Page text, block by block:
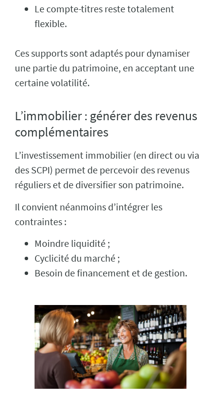
Le compte-titres reste totalement
flexible.
Ces supports sont adaptés pour dynamiser
une partie du patrimoine, en acceptant une
certaine volatilité.
L’immobilier : générer des revenus
complémentaires
L’investissement immobilier (en direct ou via
des SCPI) permet de percevoir des revenus
réguliers et de diversifier son patrimoine.
Il convient néanmoins d’intégrer les
contraintes :
Moindre liquidité ;
Cyclicité du marché ;
Besoin de financement et de gestion.